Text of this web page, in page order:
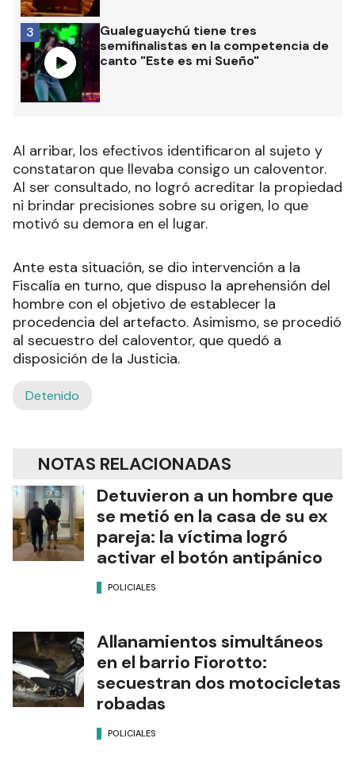
Gualeguaychú tiene tres
semifinalistas en la competencia de
canto "Este es mi Sueño"
3
Al arribar, los efectivos identificaron al sujeto y
constataron que llevaba consigo un caloventor.
Al ser consultado, no logró acreditar la propiedad
ni brindar precisiones sobre su origen, lo que
motivó su demora en el lugar.
Ante esta situación, se dio intervención a la
Fiscalía en turno, que dispuso la aprehensión del
hombre con el objetivo de establecer la
procedencia del artefacto. Asimismo, se procedió
al secuestro del caloventor, que quedó a
disposición de la Justicia.
Detenido
NOTAS RELACIONADAS
Detuvieron a un hombre que
se metió en la casa de su ex
pareja: la víctima logró
activar el botón antipánico
POLICIALES
Allanamientos simultáneos
en el barrio Fiorotto:
secuestran dos motocicletas
robadas
POLICIALES